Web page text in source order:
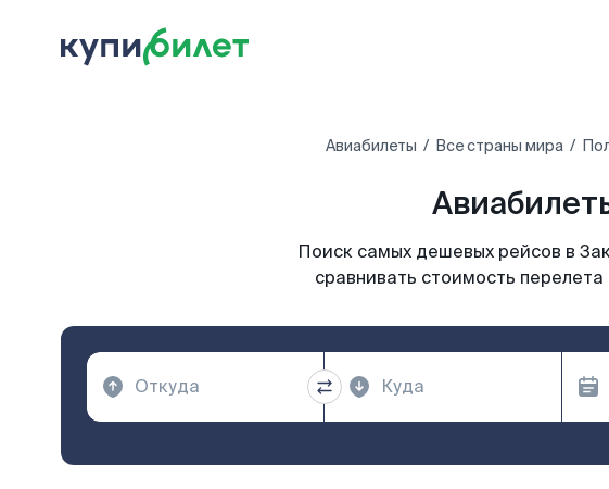
Авиабилеты Все страны мира
Поиск самых дешевых рейсов в
сравнивать стоимость